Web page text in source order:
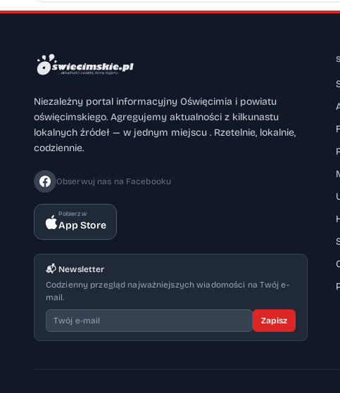
Niezależny portal informacyjny Oświęcimia i powiatu
oświęcimskiego. Agregujemy aktualności z kilkunastu
lokalnych źródeł — w jednym miejscu . Rzetelnie, lokalnie,
codziennie.
Obserwuj nas na Facebooku
Pobierz w
App Store
📬 Newsletter
Codzienny przegląd najważniejszych wiadomości na Twój e-
mail.
Zapisz